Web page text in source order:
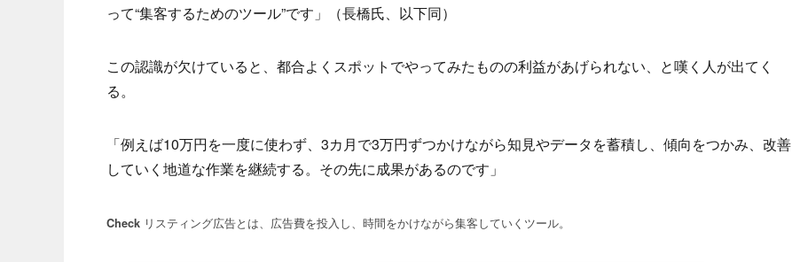
って“集客するためのツール”です」（長橋氏、以下同）
この認識が欠けていると、都合よくスポットでやってみたものの利益があげられない、と嘆く人が出てく
る。
「例えば10万円を一度に使わず、3カ月で3万円ずつかけながら知見やデータを蓄積し、傾向をつかみ、改善
していく地道な作業を継続する。その先に成果があるのです」
Check リスティング広告とは、広告費を投入し、時間をかけながら集客していくツール。